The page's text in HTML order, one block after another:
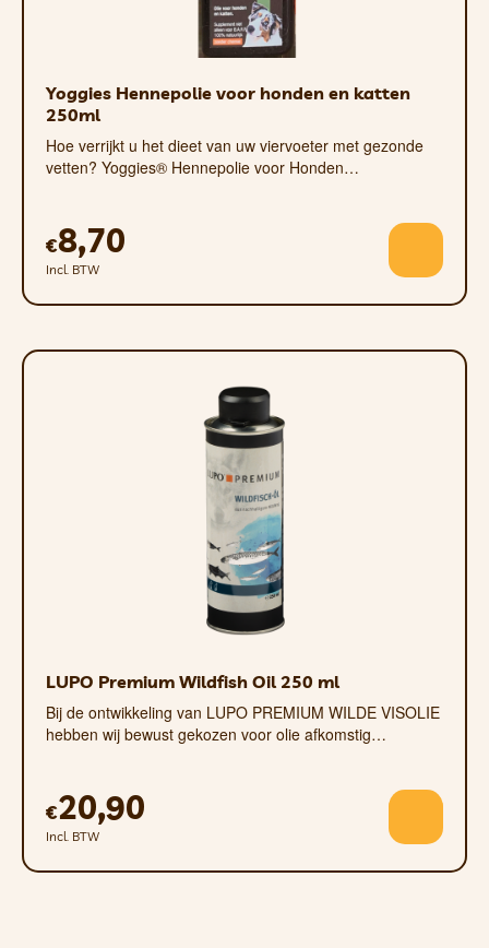
OMEGA-9-VETZURENHEBBEN EEN POSITIEF
STELSEL.
VOEDINGSSUPPLEMENT VOOR HONDEN EN
SAMENSTELLING:
ANALYTISCHE BESTANDDELEN:
RUW EIWIT 0%, RUW VET 99%, RUWE VEZELS
BELANGRIJKSTE VOEDINGSKENMERKEN:
TOTAAL OMEGA-3-VETZUURGEHALTE 18,2%,
TOTAAL OMEGA-6-VETZUURGEHALTE 46,3%,
GAMMA-LINOLEENZUUR 3%
DOSERING
VOOR HONDEN EN KATTEN (DAGELIJKS):
AANVANKELIJK MAXIMAAL TWEE MAANDEN.
HET IS RAADZAAM OM EEN ​​DIERENARTS TE
Yoggies Hennepolie voor honden en katten
250ml
Hoe verrijkt u het dieet van uw viervoeter met gezonde
vetten? Yoggies® Hennepolie voor Honden…
€8,70
Incl. BTW
LUPO Premium Wildfish Oil 250 ml
Bij de ontwikkeling van LUPO PREMIUM WILDE VISOLIE
hebben wij bewust gekozen voor olie afkomstig…
€20,90
Incl. BTW